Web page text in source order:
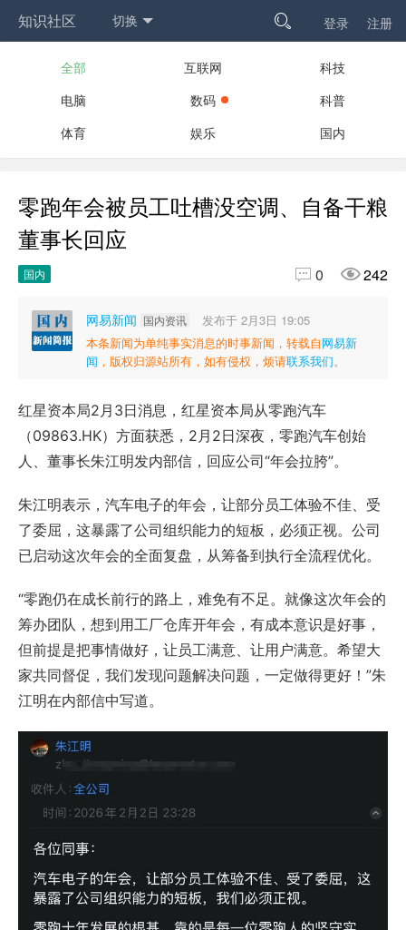
知识社区 切换  登录 注册
全部 互联网
科技
电脑
数码
科普
体育
娱乐 国内
零跑年会被员工吐槽没空调、自备干粮
董事长回应
国内  0 242
网易新闻 国内资讯
发布于 2月3日 19:05
本条新闻为单纯事实消息的时事新闻，转载自网易新
闻 ，版权归源站所有，如有侵权，烦请联系我们。
红星资本局2月3日消息，红星资本局从零跑汽车
（09863.HK）方面获悉，2月2日深夜，零跑汽车创始
人、董事长朱江明发内部信，回应公司“年会拉胯”。
朱江明表示，汽车电子的年会，让部分员工体验不佳、受
了委屈，这暴露了公司组织能力的短板，必须正视。公司
已启动这次年会的全面复盘，从筹备到执行全流程优化。
“零跑仍在成长前行的路上，难免有不足。就像这次年会的
筹办团队，想到用工厂仓库开年会，有成本意识是好事，
但前提是把事情做好，让员工满意、让用户满意。希望大
家共同督促，我们发现问题解决问题，一定做得更好！”朱
江明在内部信中写道。